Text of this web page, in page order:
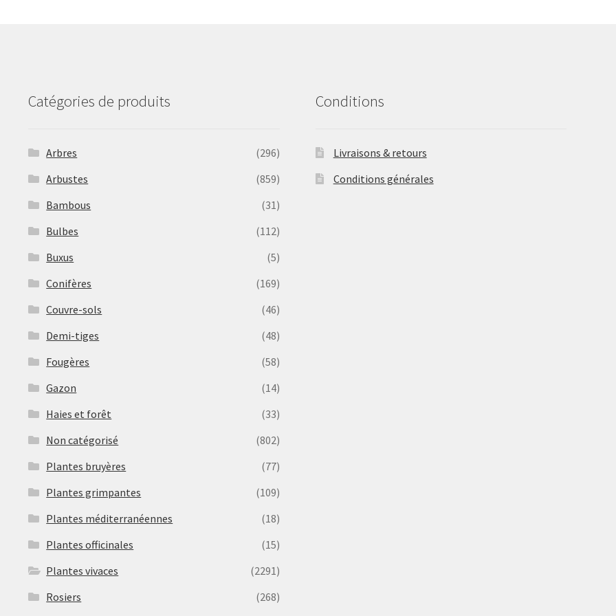
page
page
Catégories de produits
Arbres
(296)
Arbustes
(859)
Bambous
(31)
Bulbes
(112)
Buxus
(5)
Conifères
(169)
Couvre-sols
(46)
Demi-tiges
(48)
Fougères
(58)
Gazon
(14)
Haies et forêt
(33)
Non catégorisé
(802)
Plantes bruyères
(77)
Plantes grimpantes
(109)
Plantes méditerranéennes
(18)
Plantes officinales
(15)
Plantes vivaces
(2291)
Rosiers
(268)
Conditions
Livraisons & retours
Conditions générales